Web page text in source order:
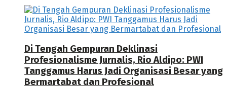
Di Tengah Gempuran Deklinasi
Profesionalisme Jurnalis, Rio Aldipo: PWI
Tanggamus Harus Jadi Organisasi Besar yang
Bermartabat dan Profesional